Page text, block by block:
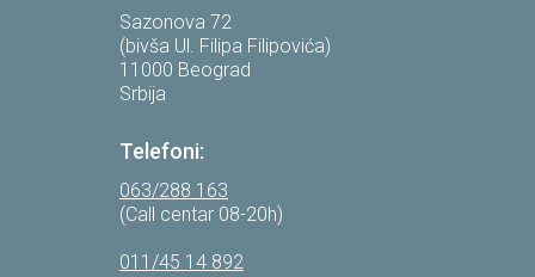
Sazonova 72
(bivša Ul. Filipa Filipovića)
11000 Beograd
Srbija
Telefoni:
063/288 163
(Call centar 08-20h)
011/45 14 892